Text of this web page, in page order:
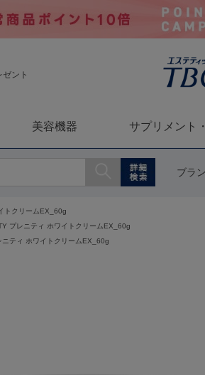
ント
美容機器 サプリメント
ブラ
トクリームEX_60g
プレニティ ホワイトクリームEX_60g
ティ ホワイトクリームEX_60g